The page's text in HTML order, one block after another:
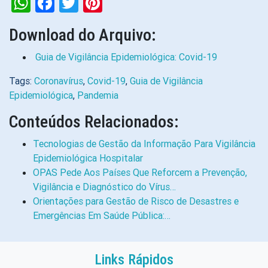
Download do Arquivo:
Guia de Vigilância Epidemiológica: Covid-19
Tags: Coronavírus, Covid-19, Guia de Vigilância
Epidemiológica, Pandemia
Conteúdos Relacionados:
Tecnologias de Gestão da Informação Para Vigilância
Epidemiológica Hospitalar
OPAS Pede Aos Países Que Reforcem a Prevenção,
Vigilância e Diagnóstico do Vírus…
Orientações para Gestão de Risco de Desastres e
Emergências Em Saúde Pública:…
Links Rápidos